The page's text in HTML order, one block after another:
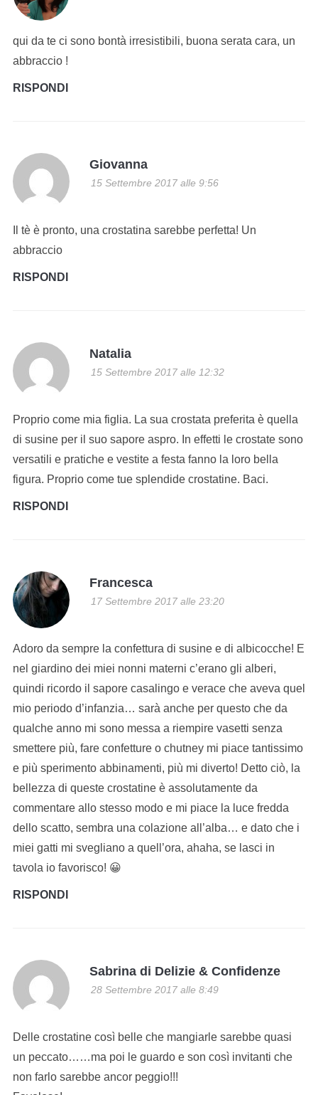
qui da te ci sono bontà irresistibili, buona serata cara, un
abbraccio !
RISPONDI
Giovanna
15 Settembre 2017 alle 9:56
Il tè è pronto, una crostatina sarebbe perfetta! Un
abbraccio
RISPONDI
Natalia
15 Settembre 2017 alle 12:32
Proprio come mia figlia. La sua crostata preferita è quella
di susine per il suo sapore aspro. In effetti le crostate sono
versatili e pratiche e vestite a festa fanno la loro bella
figura. Proprio come tue splendide crostatine. Baci.
RISPONDI
Francesca
17 Settembre 2017 alle 23:20
Adoro da sempre la confettura di susine e di albicocche! E
nel giardino dei miei nonni materni c’erano gli alberi,
quindi ricordo il sapore casalingo e verace che aveva quel
mio periodo d’infanzia… sarà anche per questo che da
qualche anno mi sono messa a riempire vasetti senza
smettere più, fare confetture o chutney mi piace tantissimo
e più sperimento abbinamenti, più mi diverto! Detto ciò, la
bellezza di queste crostatine è assolutamente da
commentare allo stesso modo e mi piace la luce fredda
dello scatto, sembra una colazione all’alba… e dato che i
miei gatti mi svegliano a quell’ora, ahaha, se lasci in
tavola io favorisco! 😀
RISPONDI
Sabrina di Delizie & Confidenze
28 Settembre 2017 alle 8:49
Delle crostatine così belle che mangiarle sarebbe quasi
un peccato……ma poi le guardo e son così invitanti che
non farlo sarebbe ancor peggio!!!